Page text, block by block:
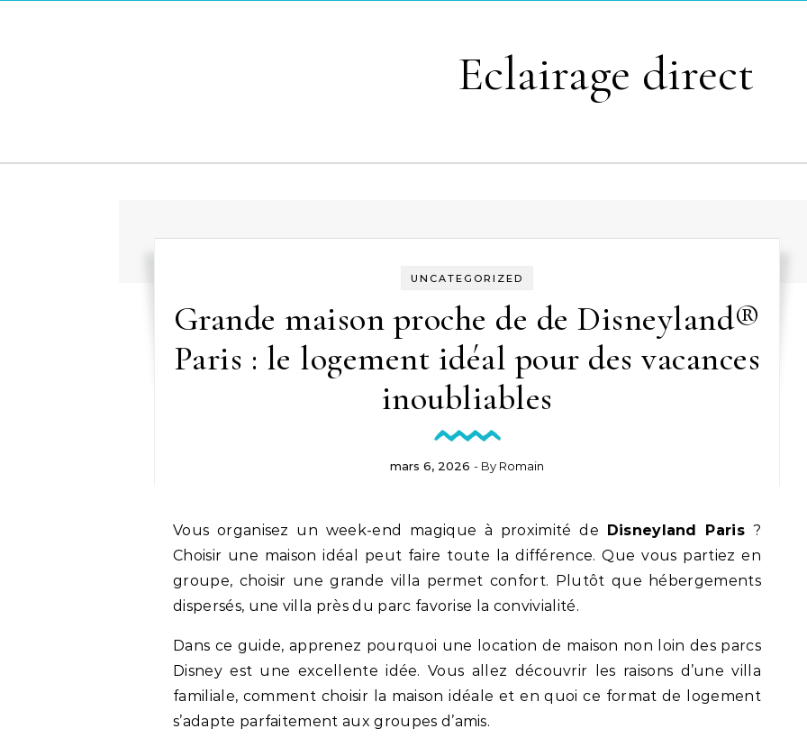
Eclairage direct
UNCATEGORIZED
Grande maison proche de de Disneyland®
Paris : le logement idéal pour des vacances
inoubliables
mars 6, 2026 - By Romain
Vous organisez un week-end magique à proximité de Disneyland Paris ?
Choisir une maison idéal peut faire toute la différence. Que vous partiez en
groupe, choisir une grande villa permet confort. Plutôt que hébergements
dispersés, une villa près du parc favorise la convivialité.
Dans ce guide, apprenez pourquoi une location de maison non loin des parcs
Disney est une excellente idée. Vous allez découvrir les raisons d’une villa
familiale, comment choisir la maison idéale et en quoi ce format de logement
s’adapte parfaitement aux groupes d’amis.